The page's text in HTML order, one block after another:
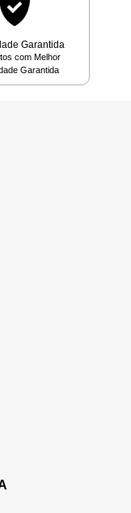
Garantida
com Melhor
Garantida